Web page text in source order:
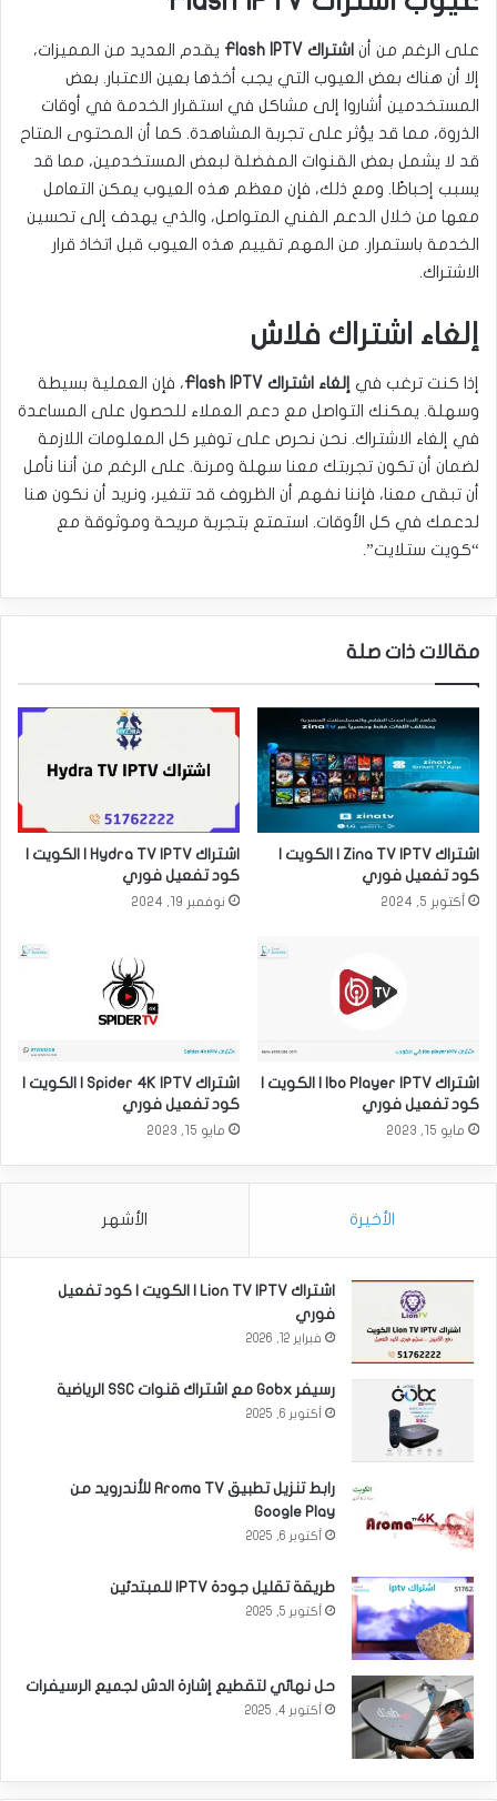
على الرغم من أن اشتراك Flash IPTV
يقدم العديد من المميزات،
إلا أن هناك بعض العيوب التي يجب أخذها بعين الاعتبار. بعض
المستخدمين أشاروا إلى مشاكل في استقرار الخدمة في أوقات
الذروة، مما قد يؤثر على تجربة المشاهدة. كما أن المحتوى المتاح
قد لا يشمل بعض القنوات المفضلة لبعض المستخدمين، مما قد
يسبب إحباطًا. ومع ذلك، فإن معظم هذه العيوب يمكن التعامل
معها من خلال الدعم الفني المتواصل، والذي يهدف إلى تحسين
الخدمة باستمرار. من المهم تقييم هذه العيوب قبل اتخاذ قرار
الاشتراك.
إلغاء اشتراك فلاش
إذا كنت ترغب في إلغاء اشتراك Flash IPTV
، فإن العملية بسيطة
وسهلة. يمكنك التواصل مع دعم العملاء للحصول على المساعدة
في إلغاء الاشتراك. نحن نحرص على توفير كل المعلومات اللازمة
لضمان أن تكون تجربتك معنا سهلة ومرنة. على الرغم من أننا نأمل
أن تبقى معنا، فإننا نفهم أن الظروف قد تتغير، ونريد أن نكون هنا
لدعمك في كل الأوقات. استمتع بتجربة مريحة وموثوقة مع
“كويت ستلايت”.
مقالات ذات صلة
اشتراك Zina TV IPTV | الكويت |
كود تفعيل فوري
أكتوبر 5, 2024
اشتراك Hydra TV IPTV | الكويت |
كود تفعيل فوري
نوفمبر 19, 2024
اشتراك Ibo Player IPTV | الكويت |
كود تفعيل فوري
مايو 15, 2023
اشتراك Spider 4K IPTV | الكويت |
كود تفعيل فوري
مايو 15, 2023
الأخيرة الأشهر
اشتراك Lion TV IPTV | الكويت | كود تفعيل
فوري
فبراير 12, 2026
رسيفر Gobx مع اشتراك قنوات SSC الرياضية
أكتوبر 6, 2025
رابط تنزيل تطبيق Aroma TV للأندرويد من
Google Play
أكتوبر 6, 2025
طريقة تقليل جودة IPTV للمبتدئين
أكتوبر 5, 2025
حل نهائي لتقطيع إشارة الدش لجميع الرسيفرات
أكتوبر 4, 2025